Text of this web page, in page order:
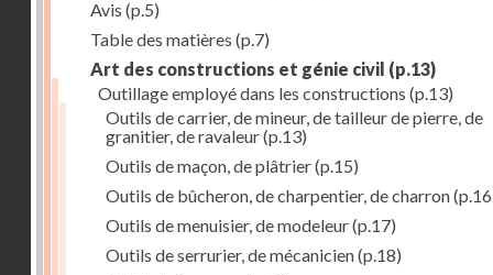
Avis (p.5)
Table des matières (p.7)
Art des constructions et génie civil (p.13)
Outillage employé dans les constructions (p.13)
Outils de carrier, de mineur, de tailleur de pierre, de
granitier, de ravaleur(p.13)
Outils de maçon, de plâtrier(p.15)
Outils de bûcheron, de charpentier, de charron
Outils de menuisier, de modeleur(p.17)
Outils de serrurier, de mécanicien(p.18)